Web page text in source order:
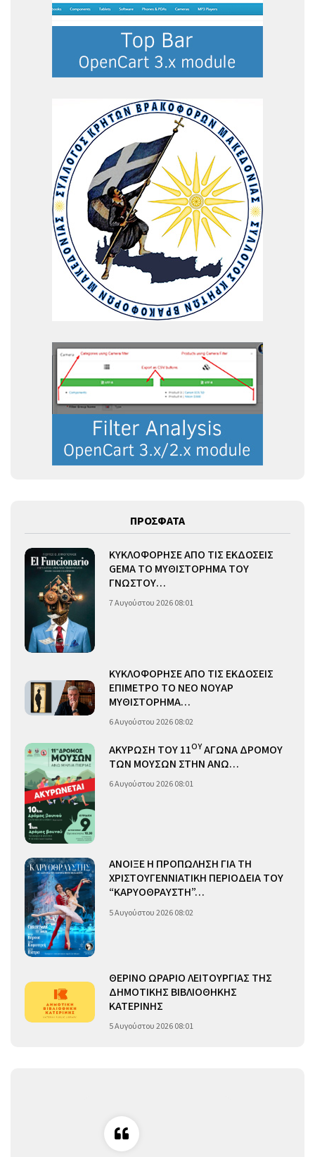
ΠΡΟΣΦΑΤΑ
ΚΥΚΛΟΦΟΡΗΣΕ ΑΠΟ ΤΙΣ ΕΚΔΟΣΕΙΣ
GEMA ΤΟ ΜΥΘΙΣΤΟΡΗΜΑ ΤΟΥ
ΓΝΩΣΤΟΥ…
7 Αυγούστου 2026 08:01
ΚΥΚΛΟΦΟΡΗΣΕ ΑΠΟ ΤΙΣ ΕΚΔΟΣΕΙΣ
ΕΠΙΜΕΤΡΟ ΤΟ ΝΕΟ ΝΟΥΑΡ
ΜΥΘΙΣΤΟΡΗΜΑ…
6 Αυγούστου 2026 08:02
ΑΚΥΡΩΣΗ ΤΟΥ 11ΟΥΑΓΩΝΑ ΔΡΟΜΟΥ
ΤΩΝ ΜΟΥΣΩΝ ΣΤΗΝ ΑΝΩ…
6 Αυγούστου 2026 08:01
ΑΝΟΙΞΕ Η ΠΡΟΠΩΛΗΣΗ ΓΙΑ ΤΗ
ΧΡΙΣΤΟΥΓΕΝΝΙΑΤΙΚΗ ΠΕΡΙΟΔΕΙΑ ΤΟΥ
“ΚΑΡΥΟΘΡΑΥΣΤΗ”…
5 Αυγούστου 2026 08:02
ΘΕΡΙΝΟ ΩΡΑΡΙΟ ΛΕΙΤΟΥΡΓΙΑΣ ΤΗΣ
ΔΗΜΟΤΙΚΗΣ ΒΙΒΛΙΟΘΗΚΗΣ
ΚΑΤΕΡΙΝΗΣ
5 Αυγούστου 2026 08:01